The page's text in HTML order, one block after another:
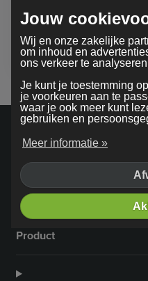
Bedrijf
Product
Jouw
Wij en onze zakelijke
om inhoud en
ons verkeer te
Je kunt je toestemming
je voorkeuren aan te
waar je ook meer kunt
gebruiken en
Meer informatie »